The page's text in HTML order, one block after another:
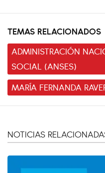
TEMAS RELACIONADOS
ADMINISTRACIÓN
SOCIAL (ANSES)
MARÍA FERNANDA
NOTICIAS